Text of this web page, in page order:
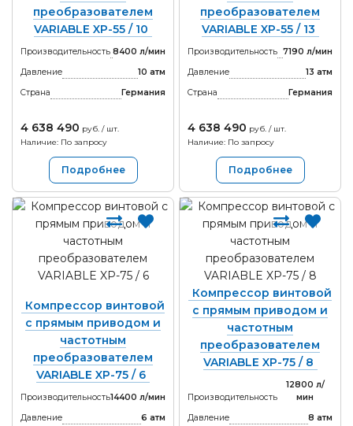
преобразователем
VARIABLE XP-55 / 10
Производительность 8400 л/мин
Давление
10 атм
Страна
Германия
4 638 490 руб. / шт.
Наличие: По запросу
Подробнее
преобразователем
VARIABLE XP-55 / 13
Производительность 7190 л/мин
Давление
13 атм
Страна
Германия
4 638 490 руб. / шт.
Наличие: По запросу
Подробнее
Компрессор винтовой
с прямым приводом и
частотным
преобразователем
VARIABLE XP-75 / 6
Производительность14400 л/мин
Давление
6 атм
Компрессор винтовой
с прямым приводом и
частотным
преобразователем
VARIABLE XP-75 / 8
Производительность
12800 л/
мин
Давление
8 атм